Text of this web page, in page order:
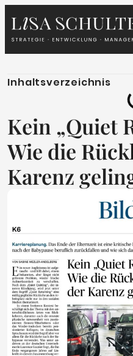
Inhaltsverzeichnis
Kein „Quiet
Wie die
Karenz